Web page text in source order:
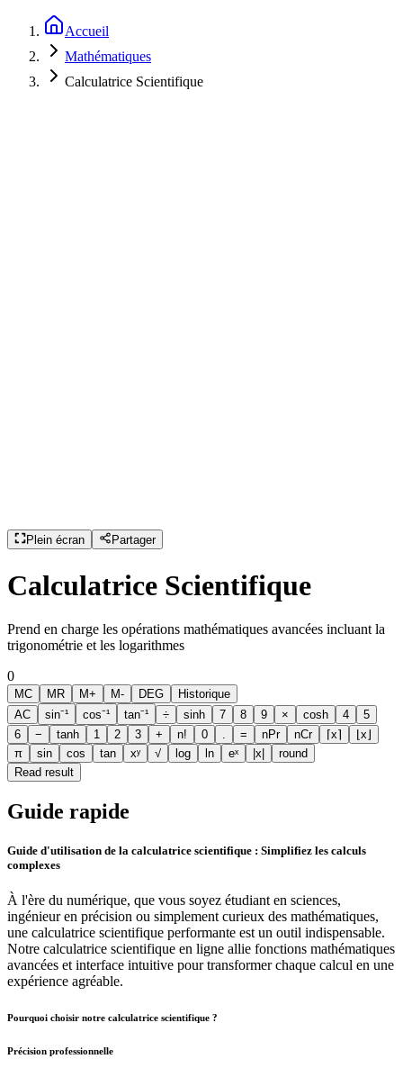
Accueil
Mathématiques
Calculatrice Scientifique
Plein écran Partager
Calculatrice Scientifique
Prend en charge les opérations mathématiques avancées incluant la
trigonométrie et les logarithmes
0
MC MR M+ M- DEG
Historique
AC
sin⁻¹ cos⁻¹ tan⁻¹ ÷ sinh 7 8 9 × cosh 4
5
6
− tanh 1 2 3 + n! 0 . = nPr nCr ⌈x⌉
⌊x⌋
π
sin cos tan xʸ √ log ln eˣ |x|
round
Read result
Guide rapide
Guide d'utilisation de la calculatrice scientifique : Simplifiez les calculs
complexes
À l'ère du numérique, que vous soyez étudiant en sciences,
ingénieur en précision ou simplement curieux des mathématiques,
une calculatrice scientifique performante est un outil indispensable.
Notre calculatrice scientifique en ligne allie fonctions mathématiques
avancées et interface intuitive pour transformer chaque calcul en une
expérience agréable.
Pourquoi choisir notre calculatrice scientifique ?
Précision professionnelle